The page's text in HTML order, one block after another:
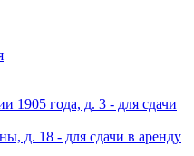
1905 года, д. 3 - для сдачи
д. 18 - для сдачи в аренду